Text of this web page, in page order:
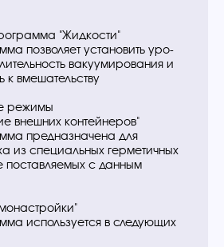
"Жидкости"
позволяет установить уро-
вакуумирования и
к вмешательству
режимы
внешних контейнеров"
предназначена для
из специальных герметичных
поставляемых с данным
используется в следующих